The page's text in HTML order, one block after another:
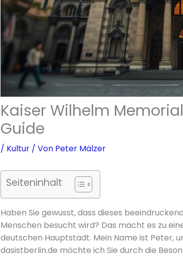
Kaiser Wilhelm
Guide
/ Kultur/ Von Peter Mälzer
Seiteninhalt
Haben Sie gewusst, dass dieses
Menschen besucht wird? Das macht es zu
deutschen Hauptstadt. Mein Name ist Peter,
dasistberlin.de möchte ich Sie durch die